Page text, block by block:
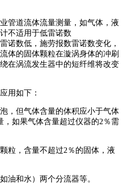
道流体流量测量，如气体，液
不适用于低雷诺数
诺数低，施劳报数雷诺数变化，
体的固体颗粒在漩涡身体的冲刷
在涡流发生器中的短纤维将改变
用如下：
，但气体含量的体积应小于气体
，如果气体含量超过仪器的2％需
粒，含量不超过2％的固体，液
油和水）两个分流器等。